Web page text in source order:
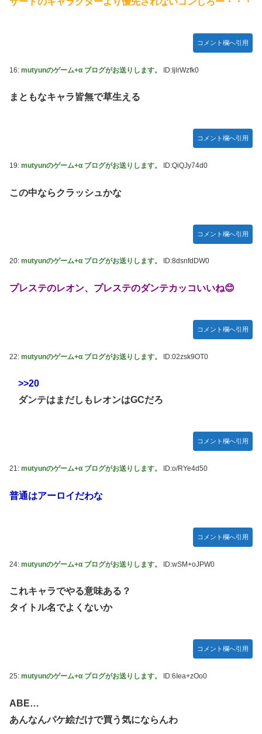
コメント欄へ引用
16: mutyunのゲーム+α ブログがお送りします。 ID:IjlrWzfk0
まともなキャラ皆無で草生える
コメント欄へ引用
19: mutyunのゲーム+α ブログがお送りします。 ID:QiQJy74d0
この中ならクラッシュかな
コメント欄へ引用
20: mutyunのゲーム+α ブログがお送りします。 ID:8dsnfdDW0
プレステのレオン、プレステのダンテカッコいいね😊
コメント欄へ引用
22: mutyunのゲーム+α ブログがお送りします。 ID:02zsk9OT0
>>20
ダンテはまだしもレオンはGCだろ
コメント欄へ引用
21: mutyunのゲーム+α ブログがお送りします。 ID:o/RYe4d50
普通はアーロイだわな
コメント欄へ引用
24: mutyunのゲーム+α ブログがお送りします。 ID:wSM+oJPW0
これキャラでやる意味ある？
タイトル名でよくないか
コメント欄へ引用
25: mutyunのゲーム+α ブログがお送りします。 ID:6Iea+zOo0
ABE…
あんなんパケ絵だけで買う気にならんわ